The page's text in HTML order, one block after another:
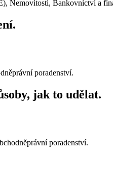
Nemovitosti, Bankovnictví a
poradenství.
jak to udělat.
poradenství.